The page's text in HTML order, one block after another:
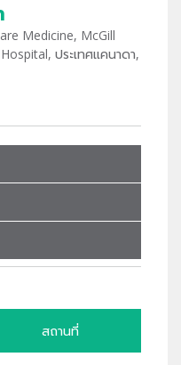
Medicine, McGill
ประเทศแคนาดา,
สถานที่